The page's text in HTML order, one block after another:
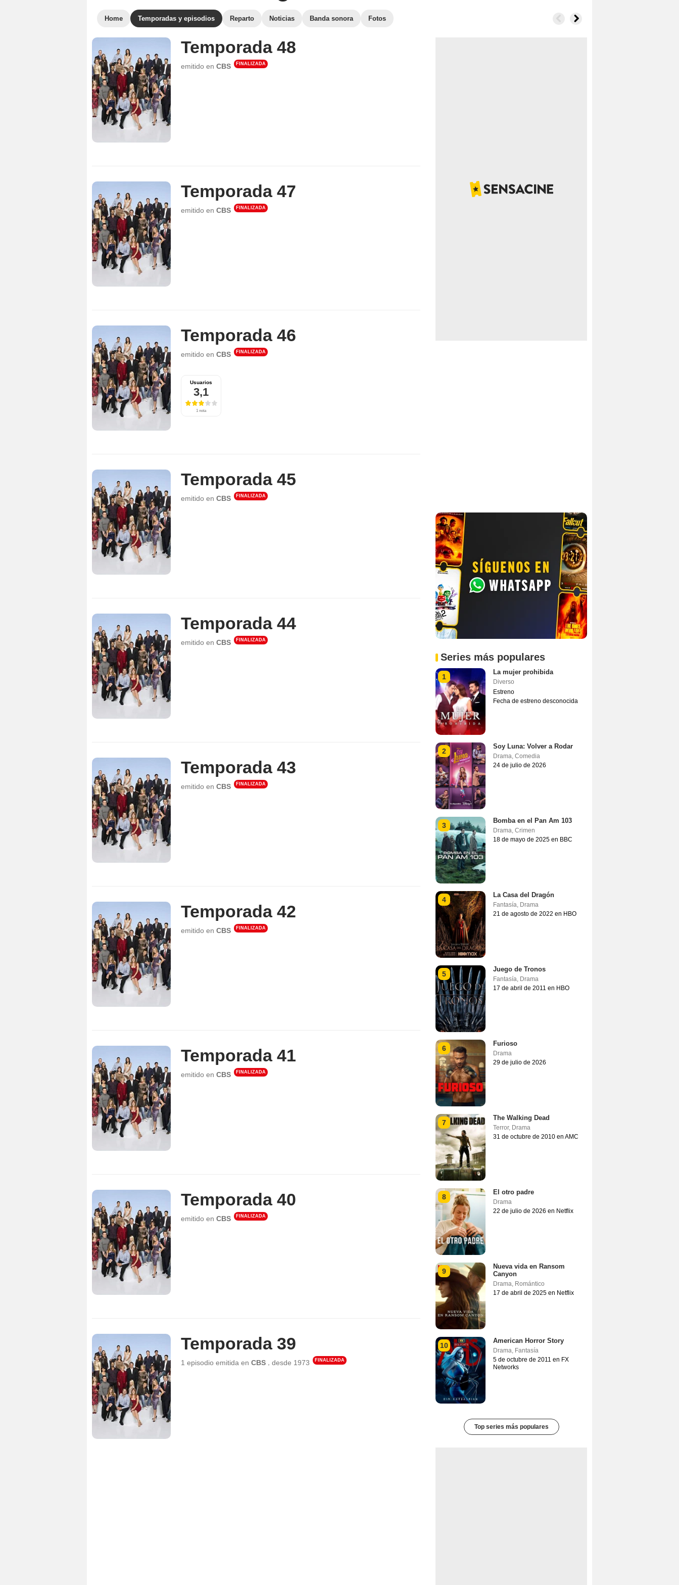
Home Temporadas y episodios Reparto Noticias Banda sonora Fotos
Temporada 48
emitido en CBS FINALIZADA
Temporada 47
emitido en CBS FINALIZADA
Temporada 46
emitido en CBS FINALIZADA
Usuarios
3,1
1 nota
Temporada 45
emitido en CBS FINALIZADA
Temporada 44
emitido en CBS FINALIZADA
Temporada 43
emitido en CBS FINALIZADA
Temporada 42
emitido en CBS FINALIZADA
Temporada 41
emitido en CBS FINALIZADA
Temporada 40
emitido en CBS FINALIZADA
Temporada 39
1 episodio emitida en CBS desde 1973 FINALIZADA
Series más populares
1
La mujer prohibida
Diverso
Estreno
Fecha de estreno desconocida
2
Soy Luna: Volver a Rodar
Drama, Comedia
24 de julio de 2026
3
Bomba en el Pan Am 103
Drama, Crimen
18 de mayo de 2025 en BBC
4
La Casa del Dragón
Fantasía, Drama
21 de agosto de 2022 en HBO
5
Juego de Tronos
Fantasía, Drama
17 de abril de 2011 en HBO
6
Furioso
Drama
29 de julio de 2026
7
The Walking Dead
Terror, Drama
31 de octubre de 2010 en AMC
8
El otro padre
Drama
22 de julio de 2026 en Netflix
9
Nueva vida en Ransom
Canyon
Drama, Romántico
17 de abril de 2025 en Netflix
10
American Horror Story
Drama, Fantasía
5 de octubre de 2011 en FX
Networks
Top series más populares